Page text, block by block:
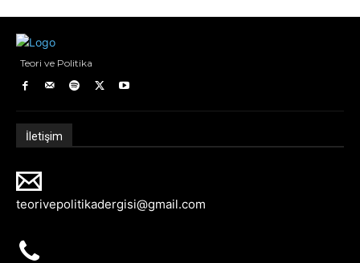
Teori ve Politika
İletişim
teorivepolitikadergisi@gmail.com